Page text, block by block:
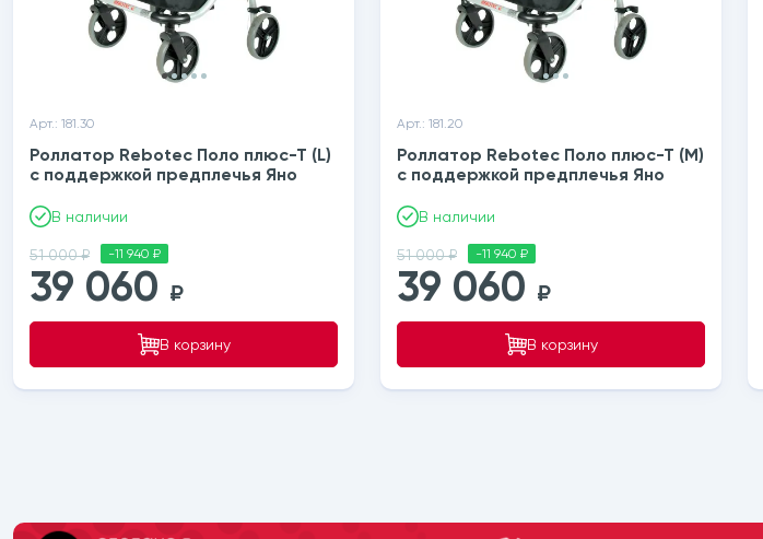
Арт.: 181.30
Роллатор Rebotec Поло плюс-Т (L)
с поддержкой предплечья Яно
В наличии
51 000 ₽ -11 940 ₽
39 060 ₽
В корзину
Арт.: 181.20
Роллатор Rebotec Поло плюс-Т (M)
с поддержкой предплечья Яно
В наличии
51 000 ₽ -11 940 ₽
39 060 ₽
В корзину